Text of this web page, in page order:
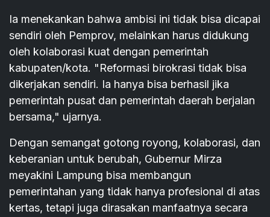
Ia menekankan bahwa ambisi ini tidak bisa dicapai
sendiri oleh Pemprov, melainkan harus didukung
oleh kolaborasi kuat dengan pemerintah
kabupaten/kota. "Reformasi birokrasi tidak bisa
dikerjakan sendiri. Ia hanya bisa berhasil jika
pemerintah pusat dan pemerintah daerah berjalan
bersama," ujarnya.
Dengan semangat gotong royong, kolaborasi, dan
keberanian untuk berubah, Gubernur Mirza
meyakini Lampung bisa membangun
pemerintahan yang tidak hanya profesional di atas
kertas, tetapi juga dirasakan manfaatnya secara